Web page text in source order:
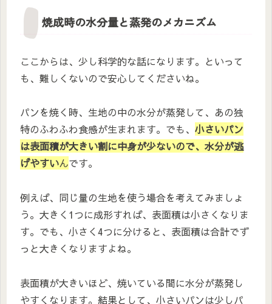
焼成時の水分量と蒸発のメカニズム
ここからは、少し科学的な話になります。といって
も、難しくないので安心してくださいね。
パンを焼く時、生地の中の水分が蒸発して、あの独
特のふわふわ食感が生まれます。でも、 小さいパン
は表面積が大きい割に中身が少ないので、水分が逃
げやすいんです。
例えば、同じ量の生地を使う場合を考えてみましょ
う。大きく1つに成形すれば、表面積は小さくなりま
す。でも、小さく4つに分けると、表面積は合計でず
っと大きくなりますよね。
表面積が大きいほど、焼いている間に水分が蒸発し
やすくなります。結果として、小さいパンは少しパ